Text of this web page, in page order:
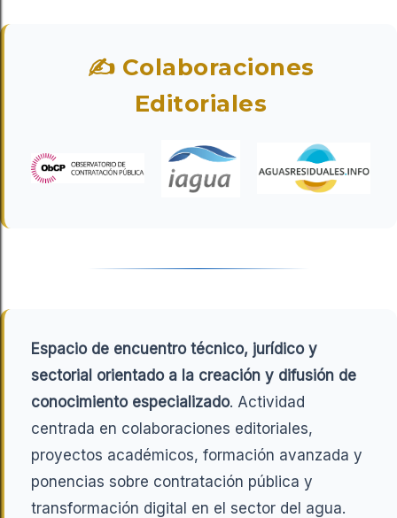
✍ Colaboraciones
Editoriales
Espacio de encuentro técnico, jurídico y
sectorial orientado a la creación y difusión de
conocimiento especializado. Actividad
centrada en colaboraciones editoriales,
proyectos académicos, formación avanzada y
ponencias sobre contratación pública y
transformación digital en el sector del agua.